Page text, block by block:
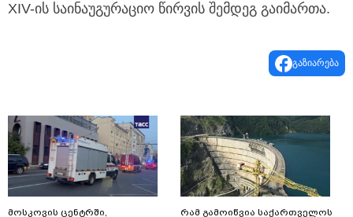
XIV-ის საინაუგურაციო წირვის შემდეგ გაიმართა.
გაზიარება
მოსკოვის ცენტრში,
რამ გამოიწვია საქართველოს